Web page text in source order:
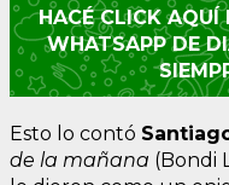
HACÉ CLICK AQUÍ
WHATSAPP DE
Esto lo contó
de la mañana (Bondi